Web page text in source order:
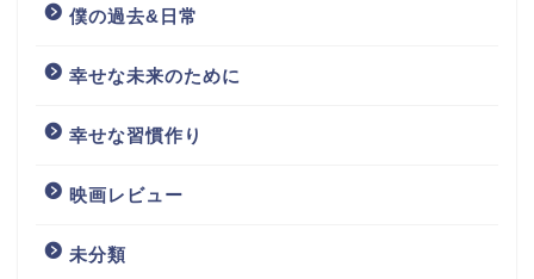
僕の過去&日常
幸せな未来のために
幸せな習慣作り
映画レビュー
未分類